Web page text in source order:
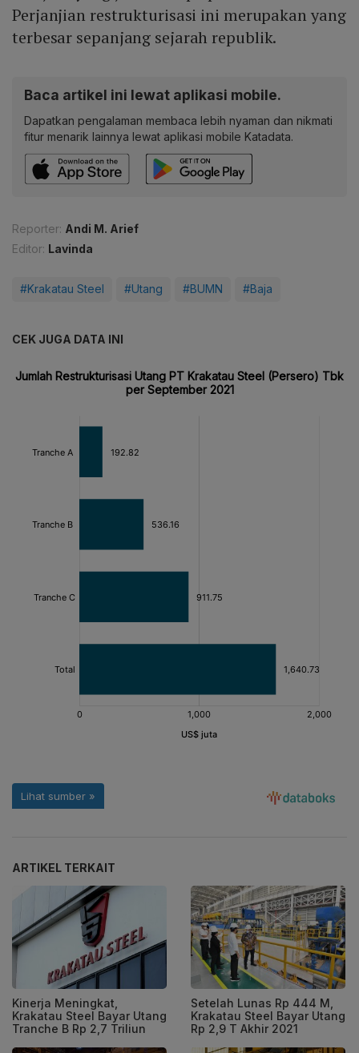
Perjanjian restrukturisasi ini merupakan yang
terbesar sepanjang sejarah republik.
Baca artikel ini lewat aplikasi mobile.
Dapatkan pengalaman membaca lebih nyaman dan nikmati
fitur menarik lainnya lewat aplikasi mobile Katadata.
Reporter: Andi M. Arief
Editor: Lavinda
#Krakatau Steel #Utang #BUMN #Baja
CEK JUGA DATA INI
ARTIKEL TERKAIT
Kinerja Meningkat,
Krakatau Steel Bayar Utang
Tranche B Rp 2,7 Triliun
Setelah Lunas Rp 444 M,
Krakatau Steel Bayar Utang
Rp 2,9 T Akhir 2021